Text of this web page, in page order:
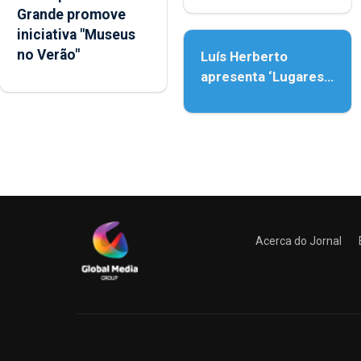
Grande promove
iniciativa "Museus
no Verão"
Assunção
Luís Herberto
apresenta ‘Lugares
Acerca do Jornal